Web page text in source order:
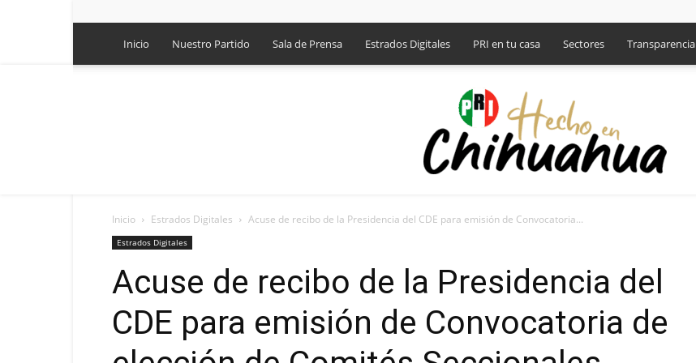
Inicio Nuestro Partido Sala de Prensa Estrados Digitales PRI en tu casa Sectores Transparencia
Inicio Estrados Digitales Acuse de recibo de la Presidencia del CDE para emisión de Convocatoria...
Estrados Digitales
Acuse de recibo de la Presidencia del
CDE para emisión de Convocatoria de